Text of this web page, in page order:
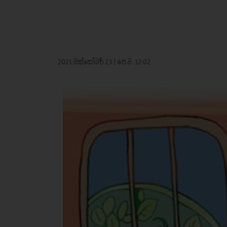
2021 ඔක්තෝබර් 23 | පෙ.ව. 12:02